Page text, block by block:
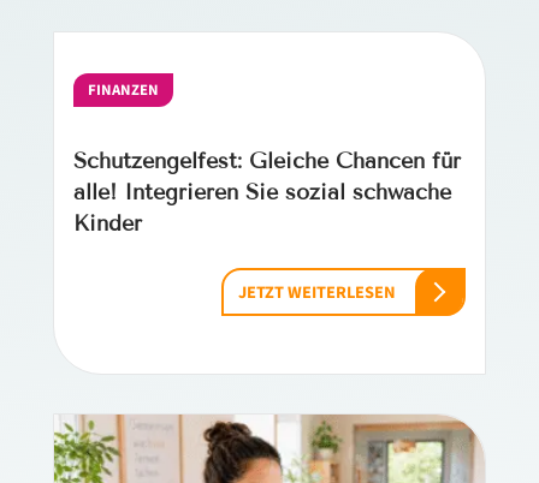
FINANZEN
Schutzengelfest: Gleiche Chancen für
alle! Integrieren Sie sozial schwache
Kinder
JETZT WEITERLESEN